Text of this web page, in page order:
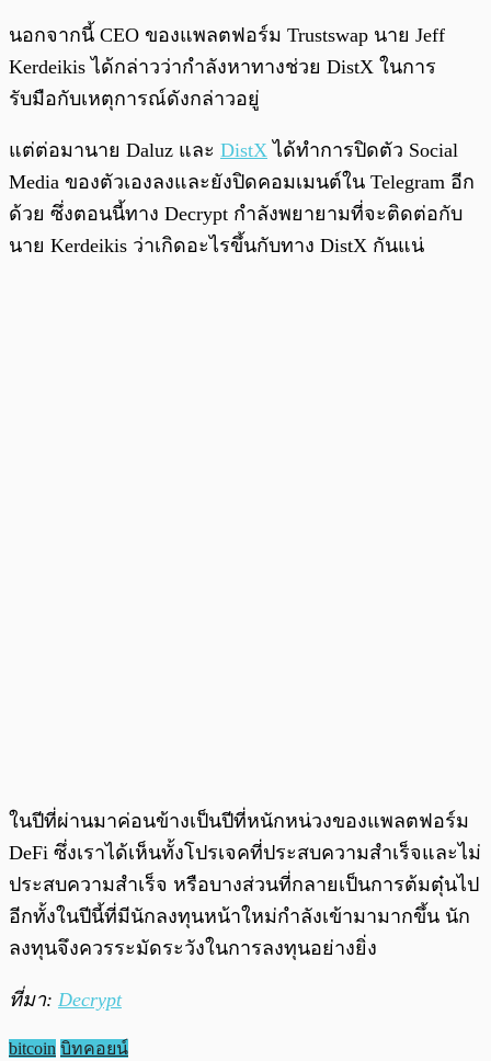
นอกจากนี้ CEO ของแพลตฟอร์ม Trustswap นาย Jeff
Kerdeikis ได้กล่าวว่ากำลังหาทางช่วย DistX ในการ
รับมือกับเหตุการณ์ดังกล่าวอยู่
แต่ต่อมานาย Daluz และ DistX ได้ทำการปิดตัว Social
Media ของตัวเองลงและยังปิดคอมเมนต์ใน Telegram อีก
ด้วย ซึ่งตอนนี้ทาง Decrypt กำลังพยายามที่จะติดต่อกับ
นาย Kerdeikis ว่าเกิดอะไรขึ้นกับทาง DistX กันแน่
ในปีที่ผ่านมาค่อนข้างเป็นปีที่หนักหน่วงของแพลตฟอร์ม
DeFi ซึ่งเราได้เห็นทั้งโปรเจคที่ประสบความสำเร็จและไม่
ประสบความสำเร็จ หรือบางส่วนที่กลายเป็นการต้มตุ๋นไป
อีกทั้งในปีนี้ที่มีนักลงทุนหน้าใหม่กำลังเข้ามามากขึ้น นัก
ลงทุนจึงควรระมัดระวังในการลงทุนอย่างยิ่ง
ที่มา: Decrypt
bitcoin บิทคอยน์